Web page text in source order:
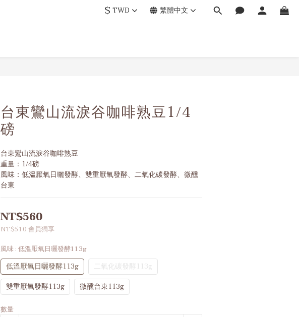
$ TWD 繁體中文
台東鸞山流淚谷咖啡熟豆1/4
磅
台東鸞山流淚谷咖啡熟豆
重量：1/4磅
風味：低溫厭氧日曬發酵、雙重厭氧發酵、二氧化碳發酵、微醺
台東
NT$560
NT$510會員獨享
風味 : 低溫厭氧日曬發酵113g
低溫厭氧日曬發酵113g
二氧化碳發酵113g
雙重厭氧發酵113g
微醺台東113g
數量